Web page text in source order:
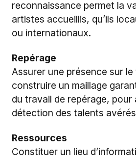
reconnaissance permet la
artistes accueillis, qu’ils
ou internationaux.
Repérage
Assurer une présence sur
construire un maillage
du travail de repérage, pour
détection des talents
Ressources
Constituer un lieu